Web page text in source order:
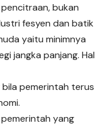
bukan
fesyen dan batik
yaitu minimnya
jangka panjang. Hal
pemerintah terus
yang